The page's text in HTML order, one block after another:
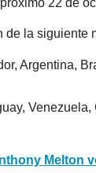
de la siguiente
Argentina,
Venezuela,
Melton